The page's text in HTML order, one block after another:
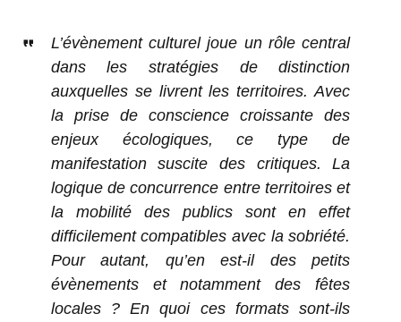
L’évènement culturel joue un rôle central
dans les stratégies de distinction
auxquelles se livrent les territoires. Avec
la prise de conscience croissante des
enjeux écologiques, ce type de
manifestation suscite des critiques. La
logique de concurrence entre territoires et
la mobilité des publics sont en effet
difficilement compatibles avec la sobriété.
Pour autant, qu’en est-il des petits
évènements et notamment des fêtes
locales ? En quoi ces formats sont-ils